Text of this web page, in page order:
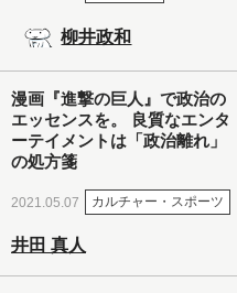
柳井政和
漫画『進撃の巨人』で政治の
エッセンスを。 良質なエンタ
ーテイメントは「政治離れ」
の処方箋
2021.05.07 カルチャー・スポーツ
井田 真人